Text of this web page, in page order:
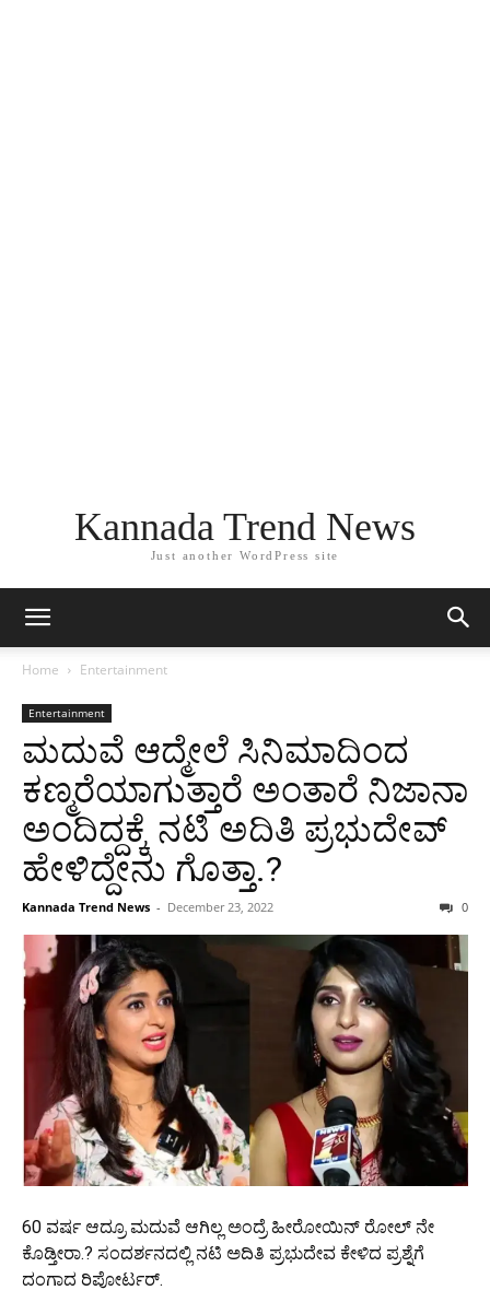
Kannada Trend News
Just another WordPress site
Home Entertainment
Entertainment
ಮದುವೆ ಆದ್ಮೇಲೆ ಸಿನಿಮಾದಿಂದ
ಕಣ್ಮರೆಯಾಗುತ್ತಾರೆ ಅಂತಾರೆ ನಿಜಾನಾ
ಅಂದಿದ್ದಕ್ಕೆ ನಟಿ ಅದಿತಿ ಪ್ರಭುದೇವ್
ಹೇಳಿದ್ದೇನು ಗೊತ್ತಾ.?
Kannada Trend News - December 23, 2022 0
60 ವರ್ಷ ಆದ್ರೂ ಮದುವೆ ಆಗಿಲ್ಲ ಅಂದ್ರೆ ಹೀರೋಯಿನ್ ರೋಲ್‌ ನೇ
ಕೊಡ್ತೀರಾ.? ಸಂದರ್ಶನದಲ್ಲಿ ನಟಿ ಅದಿತಿ ಪ್ರಭುದೇವ ಕೇಳಿದ ಪ್ರಶ್ನೆಗೆ
ದಂಗಾದ ರಿಪೋರ್ಟರ್.